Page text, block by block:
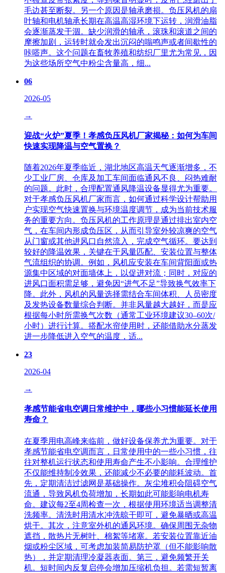
毛边甚至断裂。另一个原因是轴承磨损。负压风机的扇
叶轴和电机轴承长期在高温高湿环境下运转，润滑油脂
会逐渐蒸发干涸。缺少润滑的轴承，滚珠和滚道之间的
摩擦加剧，运转时就会发出沉闷的嗡鸣声或者间歇性的
咔嗒声。这个问题在畜牧养殖和纺织厂里尤为常见，因
为这些场所空气中粉尘含量高，细...
06
2026-05
→
迎战“火炉”夏季！孝感负压风机厂家揭秘：如何为车间
快速实现降温与空气置换？
随着2026年夏季临近，湖北地区高温天气逐渐增多，不
少工业厂房、仓库及加工车间面临通风不良、闷热难耐
的问题。此时，合理配置通风降温设备显得尤为重要。
对于孝感负压风机厂家而言，如何通过科学设计帮助用
户实现空气快速置换与环境温度调节，成为当前技术服
务的重要方向。负压风机的工作原理是通过排出室内空
气，在车间内形成负压区，从而引导室外较凉爽的空气
从门窗或其他进风口自然流入，完成空气循环。要达到
较好的降温效果，关键在于风量匹配、安装位置与整体
气流组织的协调。例如，风机应安装在车间背阳面或热
源集中区域的对面墙体上，以促进对流；同时，对应的
进风口面积需足够，避免因“进气不足”导致换气效率下
降。此外，风机的风量选择需结合车间体积、人员密度
及发热设备数量综合判断。并非风量越大越好，而是应
根据每小时所需换气次数（通常工业环境建议30–60次/
小时）进行计算。搭配水帘使用时，还能借助水分蒸发
进一步降低进入空气的温度，适...
23
2026-04
→
孝感节能省电空调日常维护中，哪些小习惯能延长使用
寿命？
在夏季用电高峰来临前，做好设备保养尤为重要。对于
孝感节能省电空调而言，日常使用中的一些小习惯，往
往对整机运行状态和使用寿命产生不小影响。合理维护
不仅能维持制冷效果，还能减少不必要的能耗波动。首
先，定期清洁过滤网是基础操作。灰尘堆积会阻碍空气
流通，导致风机负荷增加，长期如此可能影响电机寿
命。建议每2至4周检查一次，根据使用环境适当调整清
洗频率。清洗时用清水冲洗晾干即可，避免暴晒或高温
烘干。其次，注意室外机的通风环境。确保周围无杂物
遮挡，散热片无树叶、棉絮等堵塞。若安装位置靠近油
烟或粉尘区域，可考虑加装简易防护罩（但不能影响散
热），并定期清理冷凝器表面。第三，避免频繁开关
机。短时间内反复启停会增加压缩机负担。若需短暂离